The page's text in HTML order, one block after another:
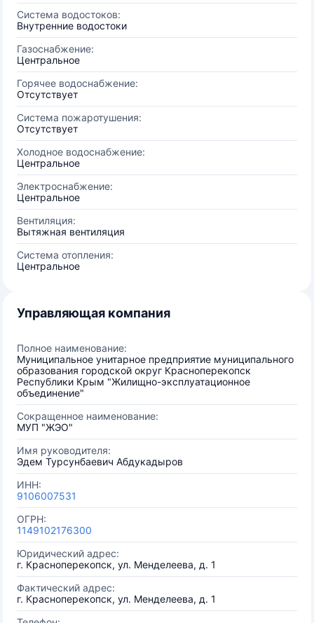
Система водостоков:
Внутренние водостоки
Газоснабжение:
Центральное
Горячее водоснабжение:
Отсутствует
Система пожаротушения:
Отсутствует
Холодное водоснабжение:
Центральное
Электроснабжение:
Центральное
Вентиляция:
Вытяжная вентиляция
Система отопления:
Центральное
Управляющая компания
Полное наименование:
Муниципальное унитарное предприятие муниципального
образования городской округ Красноперекопск
Республики Крым "Жилищно-эксплуатационное
объединение"
Сокращенное наименование:
МУП "ЖЭО"
Имя руководителя:
Эдем Турсунбаевич Абдукадыров
ИНН:
9106007531
ОГРН:
1149102176300
Юридический адрес:
г. Красноперекопск, ул. Менделеева, д. 1
Фактический адрес:
г. Красноперекопск, ул. Менделеева, д. 1